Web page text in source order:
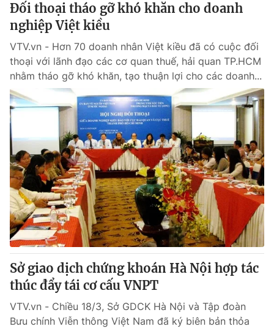
Đối thoại tháo gỡ khó khăn cho doanh
nghiệp Việt kiều
VTV.vn - Hơn 70 doanh nhân Việt kiều đã có cuộc đối
thoại với lãnh đạo các cơ quan thuế, hải quan TP.HCM
nhằm tháo gỡ khó khăn, tạo thuận lợi cho các doanh...
Sở giao dịch chứng khoán Hà Nội hợp tác
thúc đẩy tái cơ cấu VNPT
VTV.vn - Chiều 18/3, Sở GDCK Hà Nội và Tập đoàn
Bưu chính Viễn thông Việt Nam đã ký biên bản thỏa